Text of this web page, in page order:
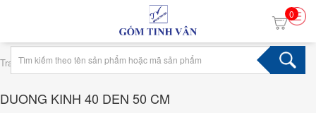
0
Trang chủ › Tag duong kinh 40 den 50 cm
DUONG KINH 40 DEN 50 CM